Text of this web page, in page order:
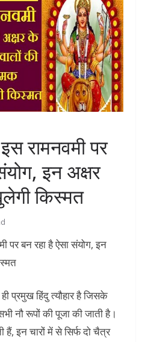
रामनवमी पर
इन अक्षर
किस्मत
प्रमुख हिंदु त्यौहार है जिसके
नौ रूपों की पूजा की जाती है।
हैं, इन चारों में से सिर्फ दो चैत्र